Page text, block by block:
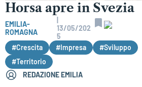
Horsa apre in Svezia
EMILIA-
ROMAGNA
13/05/202
5
#Crescita
#Impresa
#Sviluppo
#Territorio
REDAZIONE EMILIA